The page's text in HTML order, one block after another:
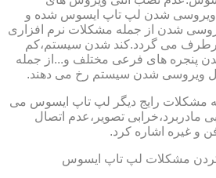
ویروسی شدن لپ تاپ ایسوس شده و
شدن از جمله مشکلات نرم افزاری
می گردد.کند شدن سیستم،کم
پنجره های فرعی مختلف و...از جمله
ویروسی شدن سیستم رخ می دهند.
مشکلات رایج دیگر لپ تاپ ایسوس می
مادربرد،خرابی تصویر،عدم اتصال
و غیره اشاره کرد.
مشکلات لپ تاپ ایسوس